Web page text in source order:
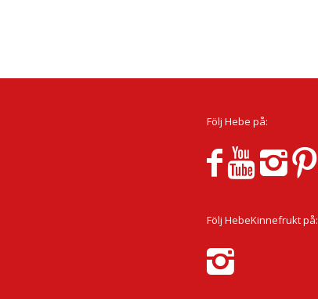
Följ Hebe på:
Följ HebeKinnefrukt på: